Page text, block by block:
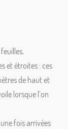
et étroites : ces
de haut et
lorsque l’on
fois arrivées